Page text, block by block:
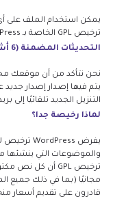
يمكن استخدام الملف على
ترخيص GPL الخاصة بـ WordPress.
التحديثات المضمنة (6 أشهر) – من mtm4web.com
نحن نتأكد من أن موقعك
التنزيل الجديد تلقائيًا إلى
لماذا رخيصة جدا؟
مجانيًا (بما في ذلك جميع
قادرون على تقديم أسعار